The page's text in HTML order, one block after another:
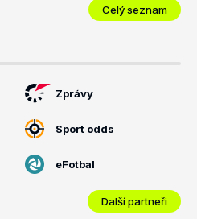
Celý seznam
Zprávy
Sport odds
eFotbal
Další partneři